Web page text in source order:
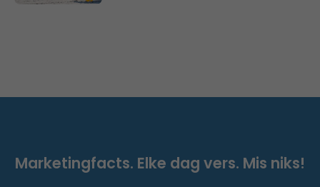
Marketingfacts. Elke dag vers. Mis niks!